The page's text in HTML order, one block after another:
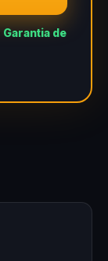
Garantia de